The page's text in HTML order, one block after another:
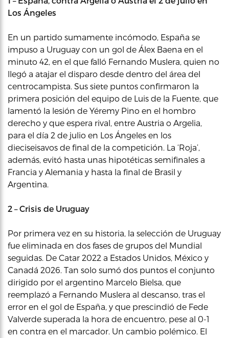
Los Ángeles
En un partido sumamente incómodo, España se
impuso a Uruguay con un gol de Álex Baena en el
minuto 42, en el que falló Fernando Muslera, quien no
llegó a atajar el disparo desde dentro del área del
centrocampista. Sus siete puntos confirmaron la
primera posición del equipo de Luis de la Fuente, que
lamentó la lesión de Yéremy Pino en el hombro
derecho y que espera rival, entre Austria o Argelia,
para el día 2 de julio en Los Ángeles en los
dieciseisavos de final de la competición. La ‘Roja’,
además, evitó hasta unas hipotéticas semifinales a
Francia y Alemania y hasta la final de Brasil y
Argentina.
2 – Crisis de Uruguay
Por primera vez en su historia, la selección de Uruguay
fue eliminada en dos fases de grupos del Mundial
seguidas. De Catar 2022 a Estados Unidos, México y
Canadá 2026. Tan solo sumó dos puntos el conjunto
dirigido por el argentino Marcelo Bielsa, que
reemplazó a Fernando Muslera al descanso, tras el
error en el gol de España, y que prescindió de Fede
Valverde superada la hora de encuentro, pese al 0-1
en contra en el marcador. Un cambio polémico. El